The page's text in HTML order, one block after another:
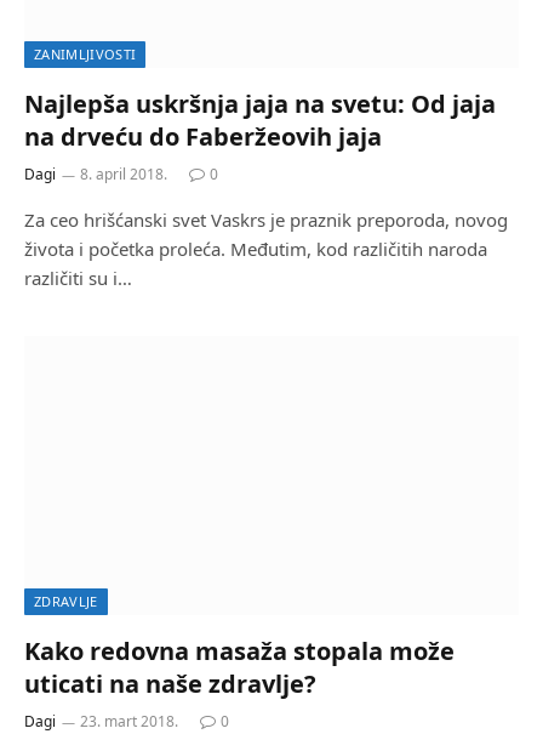
ZANIMLJIVOSTI
Najlepša uskršnja jaja na svetu: Od jaja
na drveću do Faberžeovih jaja
Dagi 8. april 2018. 0
Za ceo hrišćanski svet Vaskrs je praznik preporoda, novog
života i početka proleća. Međutim, kod različitih naroda
različiti su i…
ZDRAVLJE
Kako redovna masaža stopala može
uticati na naše zdravlje?
Dagi 23. mart 2018. 0